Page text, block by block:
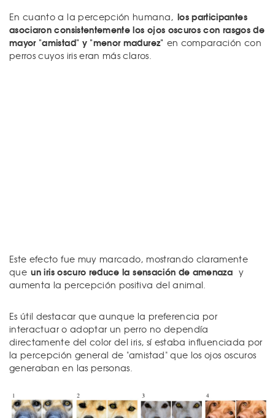
En cuanto a la percepción humana, los participantes
asociaron consistentemente los ojos oscuros con rasgos de
mayor "amistad" y "menor madurez" en comparación con
perros cuyos iris eran más claros.
Este efecto fue muy marcado, mostrando claramente
que un iris oscuro reduce la sensación de amenaza y
aumenta la percepción positiva del animal.
Es útil destacar que aunque la preferencia por
interactuar o adoptar un perro no dependía
directamente del color del iris, sí estaba influenciada por
la percepción general de "amistad" que los ojos oscuros
generaban en las personas.